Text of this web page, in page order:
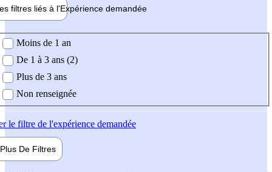
filtres liés à l'Expérience demandée
demandée
Moins de 1 an
De 1 à 3 ans (2)
Plus de 3 ans
Non renseignée
le filtre de l'expérience demandée
Plus De Filtres